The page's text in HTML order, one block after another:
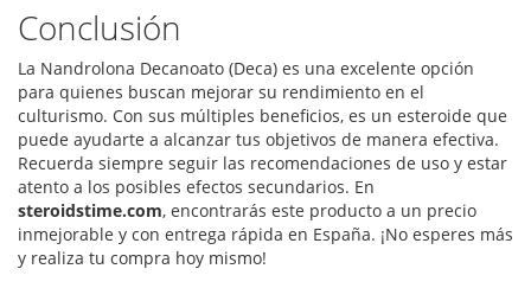
Conclusión
La Nandrolona Decanoato (Deca) es una excelente opción
para quienes buscan mejorar su rendimiento en el
culturismo. Con sus múltiples beneficios, es un esteroide que
puede ayudarte a alcanzar tus objetivos de manera efectiva.
Recuerda siempre seguir las recomendaciones de uso y estar
atento a los posibles efectos secundarios. En
steroidstime.com, encontrarás este producto a un precio
inmejorable y con entrega rápida en España. ¡No esperes más
y realiza tu compra hoy mismo!